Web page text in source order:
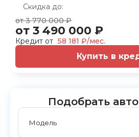
Скидка до:
от 3 770 000 ₽
от 3 490 000 ₽
Кредит от 58 181 ₽/мес.
Купить в
Подобрать